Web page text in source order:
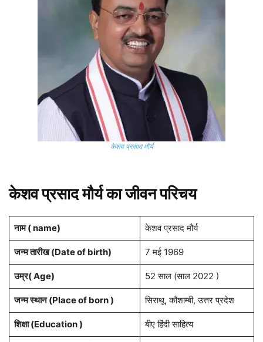
केशव प्रसाद मौर्य
केशव प्रसाद मौर्य का जीवन परिचय
नाम ( name) केशव प्रसाद मौर्य
जन्म तारीख (Date of birth) 7 मई 1969
उम्र( Age) 52 साल (साल 2022 )
जन्म स्थान (Place of born ) सिराथू, कौशाम्बी, उत्तर प्रदेश
शिक्षा (Education ) बीए हिंदी साहित्य